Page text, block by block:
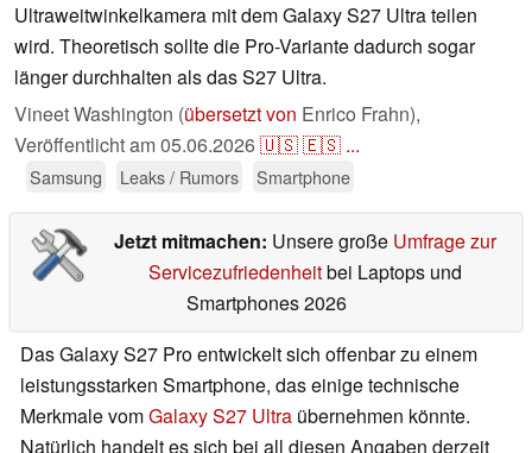
Ultraweitwinkelkamera mit dem Galaxy S27 Ultra teilen
wird. Theoretisch sollte die Pro-Variante dadurch sogar
länger durchhalten als das S27 Ultra.
Vineet Washington (übersetzt von Enrico Frahn),
Veröffentlicht am05.06.2026🇺🇸🇪🇸 ...
Samsung Leaks / Rumors Smartphone
Jetzt mitmachen: Unsere große Umfrage zur
Servicezufriedenheitbei Laptops und
Smartphones 2026
Das Galaxy S27 Pro entwickelt sich offenbar zu einem
leistungsstarken Smartphone, das einige technische
Merkmale vomGalaxy S27 Ultra übernehmen könnte.
Natürlich handelt es sich bei all diesen Angaben derzeit